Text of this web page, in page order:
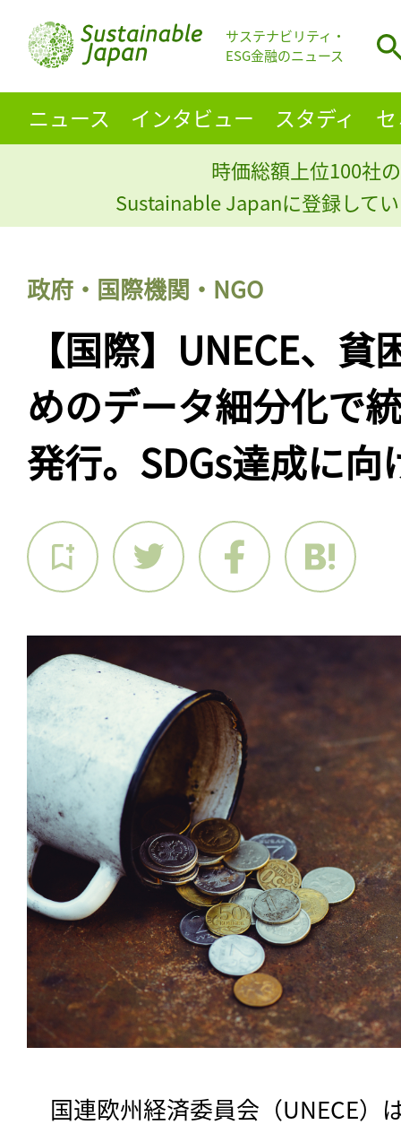
サステナビリティ・
ESG金融のニュース
ニュース インタビュー スタディ
時価総額上位100社
Sustainable Japanに登録して
政府・国際機関・NGO
【国際】UNECE、
めのデータ細分化で
発行。SDGs達成に向
国連欧州経済委員会（UNECE）